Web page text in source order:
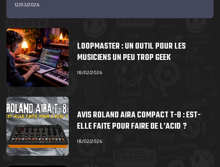
12/03/2026
LOOPMASTER : UN OUTIL POUR LES
MUSICIENS UN PEU TROP GEEK
18/02/2026
AVIS ROLAND AIRA COMPACT T-8 : EST-
ELLE FAITE POUR FAIRE DE L’ACID ?
18/02/2026